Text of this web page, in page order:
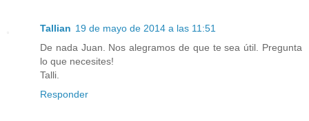
Tallian 19 de mayo de 2014 a las 11:51
De nada Juan. Nos alegramos de que te sea útil. Pregunta
lo que necesites!
Talli.
Responder